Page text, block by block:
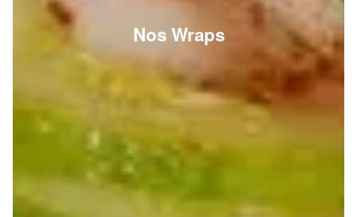
Nos Wraps